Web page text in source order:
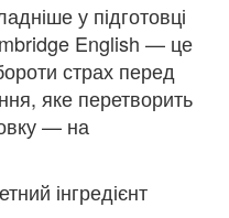
у підготовці
English — це
страх перед
яке перетворить
— на
інгредієнт